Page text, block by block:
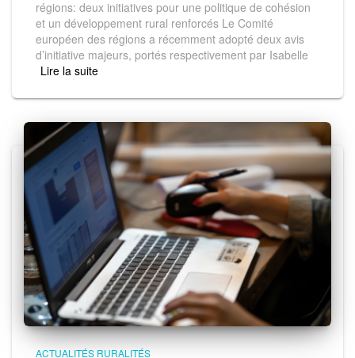
régions: deux initiatives pour une politique de cohésion
et un développement rural renforcés Le Comité
européen des régions a récemment adopté deux avis
d’initiative majeurs, portés respectivement par Isabelle
Read more
ACTUALITÉS RURALITÉS